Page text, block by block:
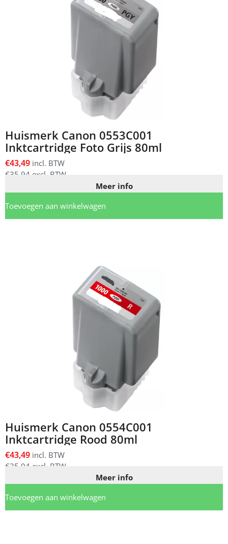
Huismerk Canon 0553C001
Inktcartridge Foto Grijs 80ml
€43,49 incl. BTW
€35,94 excl. BTW
Meer info
Toevoegen aan winkelwagen
Huismerk Canon 0554C001
Inktcartridge Rood 80ml
€43,49 incl. BTW
€35,94 excl. BTW
Meer info
Toevoegen aan winkelwagen